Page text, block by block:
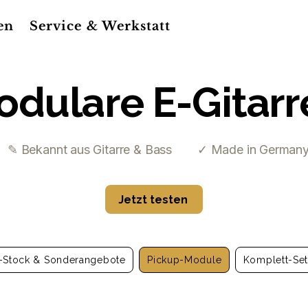
Service & Werkstatt
E-
✎ Bekannt aus Gitarre & Bass ✓ Made in
Jetzt testen
Stock & Sonderangebote Pickup-Module Komplett-